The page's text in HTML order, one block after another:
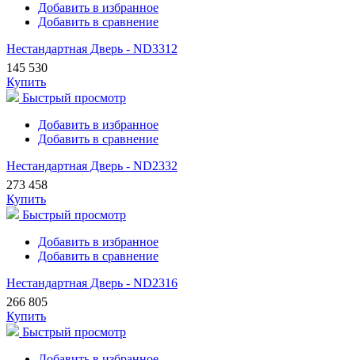
Добавить в избранное
Добавить в сравнение
Нестандартная Дверь - ND3312
145 530
Купить
Быстрый просмотр
Добавить в избранное
Добавить в сравнение
Нестандартная Дверь - ND2332
273 458
Купить
Быстрый просмотр
Добавить в избранное
Добавить в сравнение
Нестандартная Дверь - ND2316
266 805
Купить
Быстрый просмотр